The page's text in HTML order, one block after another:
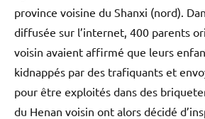
province voisine du Shanxi (nord).
diffusée sur l’internet, 400 parents
voisin avaient affirmé que leurs
kidnappés par des trafiquants et
pour être exploités dans des
du Henan voisin ont alors décidé